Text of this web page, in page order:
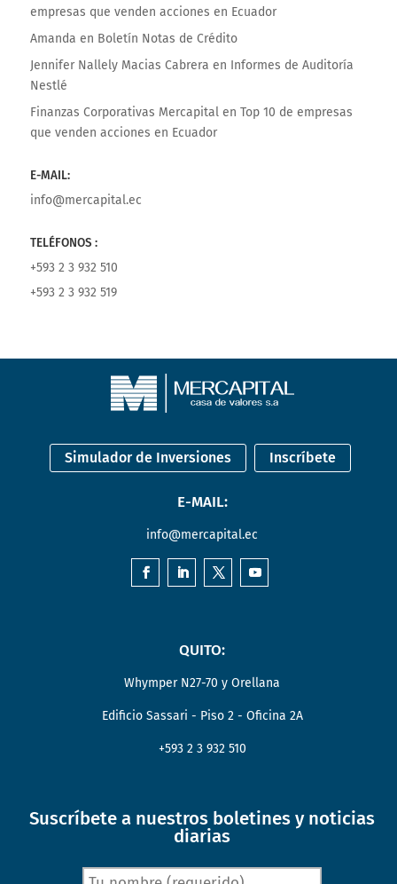
empresas que venden acciones en Ecuador
Amanda en Boletín Notas de Crédito
Jennifer Nallely Macias Cabrera en Informes de Auditoría
Nestlé
Finanzas Corporativas Mercapitalen Top 10 de empresas
que venden acciones en Ecuador
E-MAIL:
info@mercapital.ec
TELÉFONOS :
+593 2 3 932 510
+593 2 3 932 519
Simulador de Inversiones Inscríbete
E-MAIL:
info@mercapital.ec
QUITO:
Whymper N27-70 y Orellana
Edificio Sassari - Piso 2 - Oficina 2A
+593 2 3 932 510
Suscríbete a nuestros boletines y noticias
diarias